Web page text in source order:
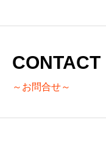
CONTACT
～お問合せ～